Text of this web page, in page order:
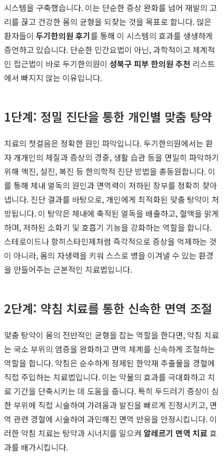
시스템을 구축했습니다. 이는 단순한 증상 완화를 넘어 재발의 고
리를 끊고 건강한 몸의 균형을 되찾는 것을 목표로 합니다. 많은
환자들이 두기한의원 후기를 통해 이 시스템의 효과를 생생하게
증언하고 있습니다. 단순한 민간요법이 아닌, 과학적이고 체계적
인 접근법이 바로 두기한의원이 성북구 피부 한의원 추천 리스트
에서 빠지지 않는 이유입니다.
1단계: 정밀 진단을 통한 개인별 맞춤 탕약
치료의 첫걸음은 정확한 원인 파악입니다. 두기한의원에서는 환
자 개개인의 체질과 증상의 경중, 생활 습관 등을 면밀히 파악하기
위해 맥진, 설진, 복진 등 한의학적 진단 방법을 총동원합니다. 이
를 통해 체내 열독의 원인과 면역력이 저하된 장부를 정확히 찾아
냅니다. 진단 결과를 바탕으로, 개인에게 최적화된 맞춤 탕약이 처
방됩니다. 이 탕약은 체내에 축적된 열독을 배출하고, 혈액을 맑게
하며, 저하된 소화기 및 호흡기 기능을 강화하는 역할을 합니다.
스테로이드나 항히스타민제처럼 즉각적으로 증상을 억제하는 것
이 아니라, 몸의 자생력을 키워 스스로 병을 이겨낼 수 있는 환경
을 만들어주는 근본적인 치료법입니다.
2단계: 약침 치료를 통한 신속한 면역 조절
맞춤 탕약이 몸의 전반적인 균형을 잡는 역할을 한다면, 약침 치료
는 국소 부위의 염증을 완화하고 면역 체계를 신속하게 조절하는
역할을 합니다. 약침은 순수하게 정제된 한약재 추출물을 경혈에
직접 주입하는 치료법입니다. 이는 약물의 효과를 극대화하고 치
료 기간을 단축시키는 데 도움을 줍니다. 특히 두드러기 증상이 심
한 부위에 직접 시술하여 가려움과 발진을 빠르게 진정시키고, 면
역 관련 경혈에 시술하여 과민해진 면역 반응을 안정시킵니다. 이
러한 약침 치료는 탕약과 시너지를 일으켜 알레르기 면역 치료효
과를 배가시킵니다.